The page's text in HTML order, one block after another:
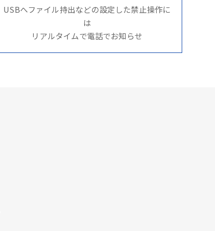
USBへファイル持出などの設定した禁止操作に
は
リアルタイムで電話でお知らせ